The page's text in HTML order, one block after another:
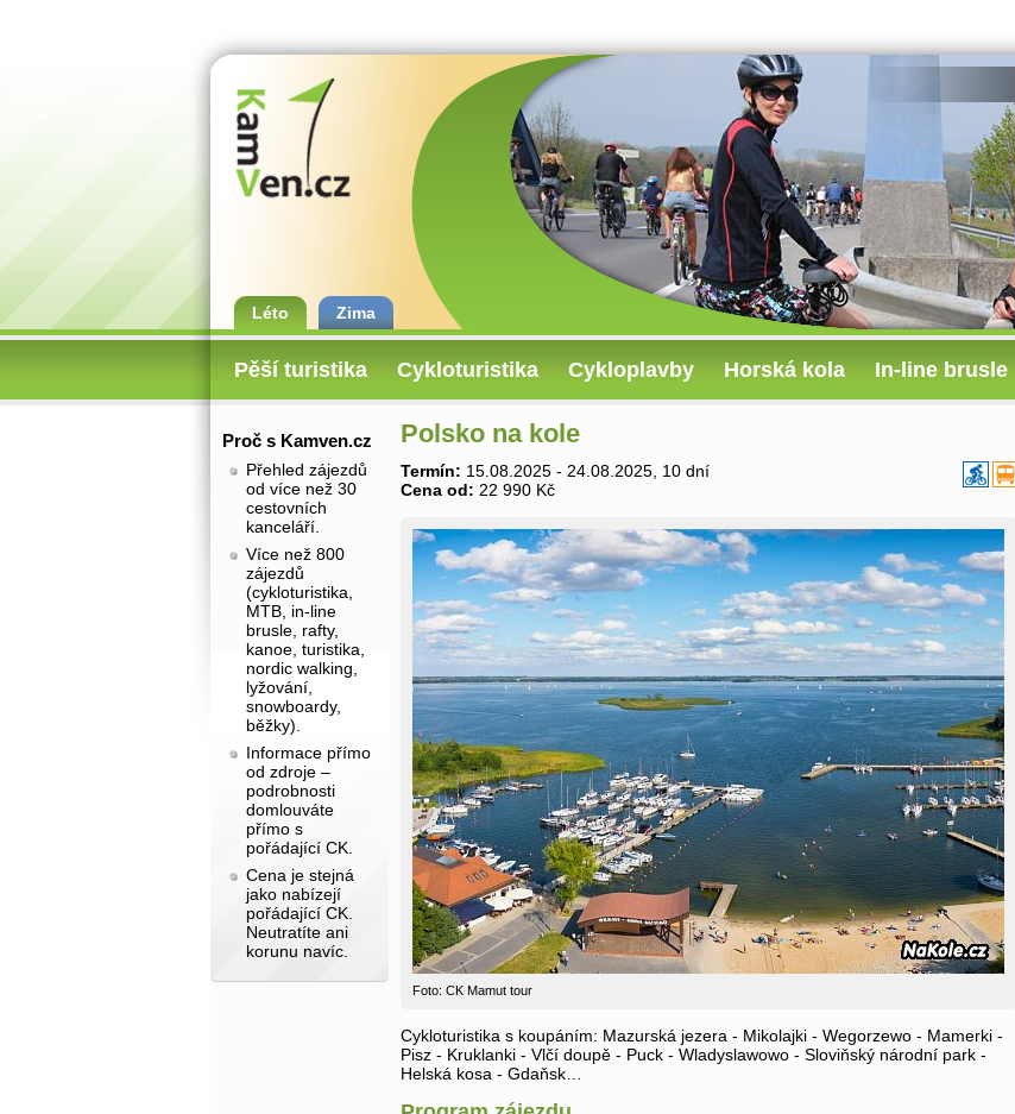
Léto Zima
Pěší turistika Cykloturistika Cykloplavby Horská kola In-line brusle
Proč s Kamven.cz
Přehled zájezdů
od více než 30
cestovních
kanceláří.
Více než 800
zájezdů
(cykloturistika,
MTB, in-line
brusle, rafty,
kanoe, turistika,
nordic walking,
lyžování,
snowboardy,
běžky).
Informace přímo
od zdroje –
podrobnosti
domlouváte
přímo s
pořádající CK.
Cena je stejná
jako nabízejí
pořádající CK.
Neutratíte ani
korunu navíc.
Polsko na kole
Termín: 15.08.2025 - 24.08.2025, 10 dní
Cena od: 22 990 Kč
Foto: CK Mamut tour
Cykloturistika s koupáním: Mazurská jezera - Mikolajki - Wegorzewo - Mamerki -
Pisz - Kruklanki - Vlčí doupě - Puck - Wladyslawowo - Sloviňský národní park -
Helská kosa - Gdaňsk…